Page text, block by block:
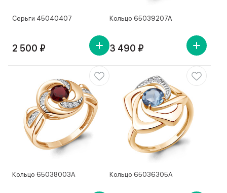
Серьги 45040407
2 500 ₽
Кольцо 65039207А
3 490 ₽
Кольцо 65038003А Кольцо 65036305А